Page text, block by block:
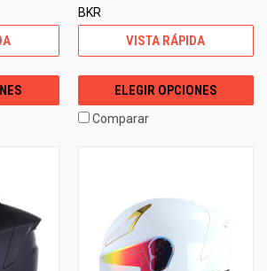
BKR
VISTA RÁPIDA
ELEGIR OPCIONES
Comparar